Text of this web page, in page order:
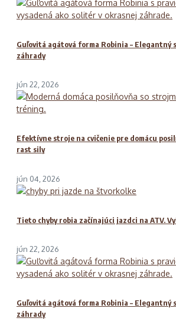
Guľovitá agátová forma Robinia – Elegantný
záhrady
jún 22, 2026
Efektívne stroje na cvičenie pre domácu
rast sily
jún 04, 2026
Tieto chyby robia začínajúci jazdci na ATV.
jún 22, 2026
Guľovitá agátová forma Robinia – Elegantný
záhrady